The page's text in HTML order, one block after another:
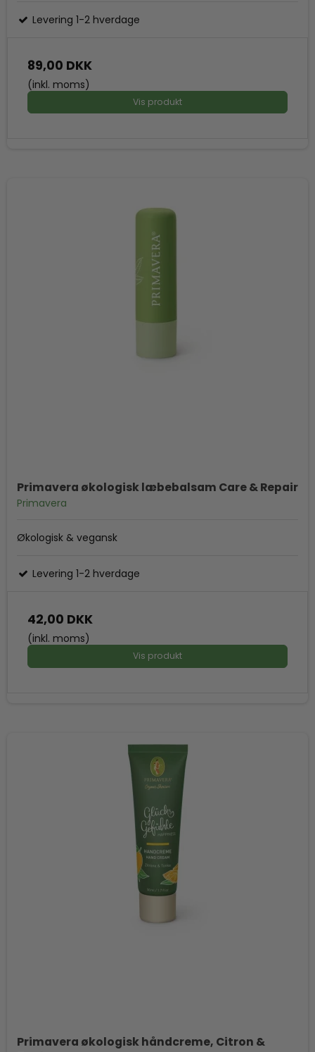
Levering 1-2 hverdage
89,00 DKK
(inkl. moms)
Vis produkt
Primavera økologisk læbebalsam Care & Repair
Primavera
Økologisk & vegansk
Levering 1-2 hverdage
42,00 DKK
(inkl. moms)
Vis produkt
Primavera økologisk håndcreme, Citron &